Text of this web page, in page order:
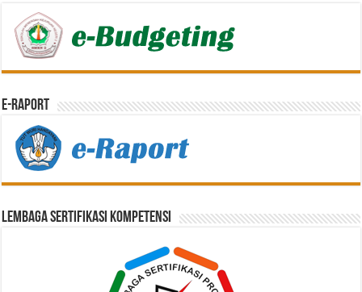
E-Raport
Lembaga Sertifikasi Kompetensi